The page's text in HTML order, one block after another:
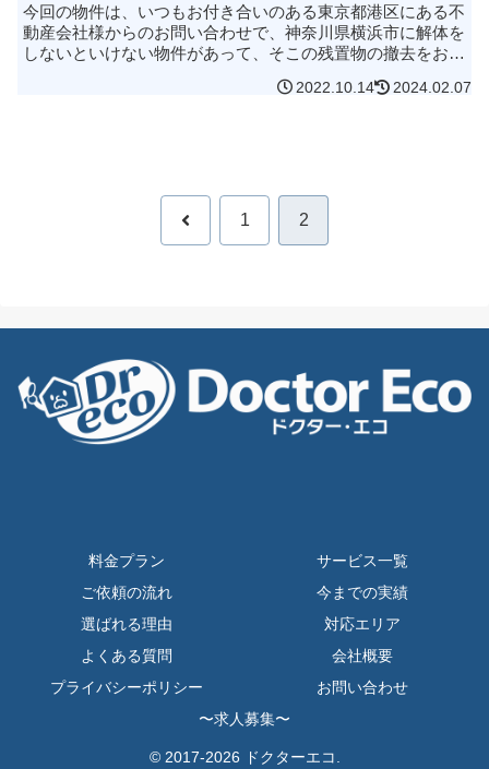
今回の物件は、いつもお付き合いのある東京都港区にある不
動産会社様からのお問い合わせで、神奈川県横浜市に解体を
しないといけない物件があって、そこの残置物の撤去をお願
2022.10.14 2024.02.07
前 1 2
料金プラン
サービス一覧
ご依頼の流れ
今までの実績
選ばれる理由
対応エリア
よくある質問
会社概要
プライバシーポリシー
お問い合わせ
〜求人募集〜
© 2017-2026 ドクターエコ.